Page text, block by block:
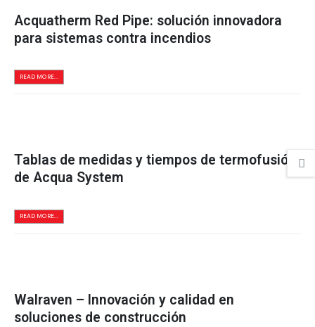
Acquatherm Red Pipe: solución innovadora
para sistemas contra incendios
READ MORE...
Tablas de medidas y tiempos de termofusión
de Acqua System
READ MORE...
Walraven – Innovación y calidad en
soluciones de construcción